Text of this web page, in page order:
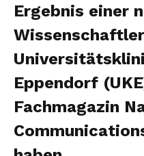
Ergebnis einer
Eppendorf
Fachmagazin